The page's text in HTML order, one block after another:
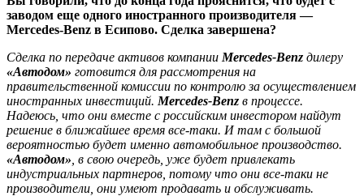
заводом еще одного иностранного производителя —
Mercedes-Benz в Есипово. Сделка завершена?
Сделка по передаче активов компании Mercedes-Benz дилеру
«Автодом» готовится для рассмотрения на
правительственной комиссии по контролю за осуществлением
иностранных инвестиций. Mercedes-Benz в процессе.
Надеюсь, что они вместе с российским инвестором найдут
решение в ближайшее время все-таки. И там с большой
вероятностью будет именно автомобильное производство.
«Автодом» , в свою очередь, уже будет привлекать
индустриальных партнеров, потому что они все-таки не
производители, они умеют продавать и обслуживать.